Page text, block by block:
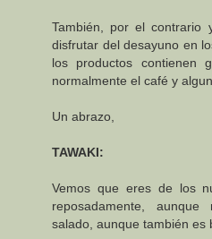
También, por el contrario
disfrutar del desayuno en
los productos contienen
normalmente el café y
Un abrazo,
TAWAKI:
Vemos que eres de los
reposadamente,
salado, aunque también es